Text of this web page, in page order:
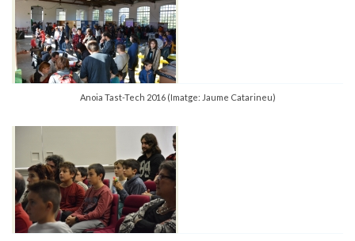
Anoia Tast-Tech 2016 (Imatge: Jaume Catarineu)